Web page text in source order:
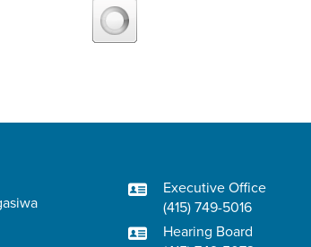
Executive Office
(415) 749-5016
Hearing Board